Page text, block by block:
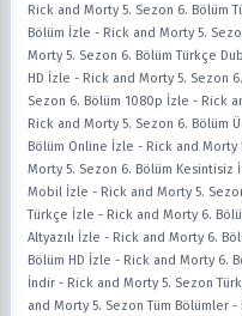
Rick and Morty 5. Sezon 6. Bölüm
Bölüm İzle - Rick and Morty 5.
Morty 5. Sezon 6. Bölüm Türkçe
HD İzle - Rick and Morty 5. Sezon
Sezon 6. Bölüm 1080p İzle - Rick
Rick and Morty 5. Sezon 6. Bölüm
Bölüm Online İzle - Rick and Morty
Morty 5. Sezon 6. Bölüm Kesintisiz
Mobil İzle - Rick and Morty 5.
Türkçe İzle - Rick and Morty 6.
Altyazılı İzle - Rick and Morty 6.
Bölüm HD İzle - Rick and Morty 6.
İndir - Rick and Morty 5. Sezon
and Morty 5. Sezon Tüm Bölümler -